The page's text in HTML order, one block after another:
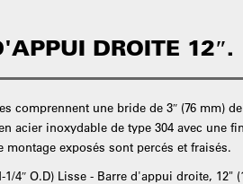
DROITE 12″.
comprennent une bride de 3″ (76 mm)
acier inoxydable de type 304 avec une
montage exposés sont percés et fraisés.
1/4″ O.D) Lisse - Barre d'appui droite, 12"